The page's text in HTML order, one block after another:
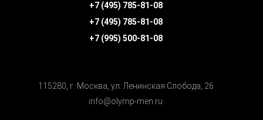
+7 (495) 785-81-08
+7 (495) 785-81-08
+7 (995) 500-81-08
115280, г. Москва, ул. Ленинская Cлобода, 26
info@olymp-men.ru